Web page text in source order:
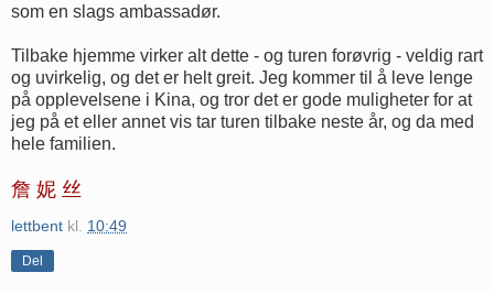
som en slags ambassadør.
Tilbake hjemme virker alt dette - og turen forøvrig - veldig rart
og uvirkelig, og det er helt greit. Jeg kommer til å leve lenge
på opplevelsene i Kina, og tror det er gode muligheter for at
jeg på et eller annet vis tar turen tilbake neste år, og da med
hele familien.
詹 妮 丝
lettbent kl. 10:49
Del